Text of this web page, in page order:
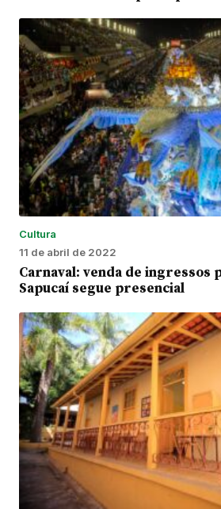
Cultura
11 de abril de 2022
Carnaval: venda de ingressos
Sapucaí segue presencial